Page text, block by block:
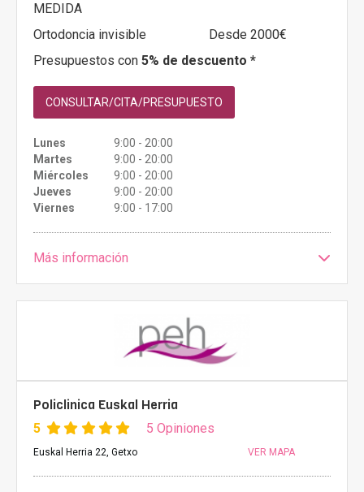
MEDIDA
Ortodoncia invisible
Desde 2000€
Presupuestos con 5% de descuento *
CONSULTAR/CITA/PRESUPUESTO
Lunes
9:00 - 20:00
Martes
9:00 - 20:00
Miércoles
9:00 - 20:00
Jueves
9:00 - 20:00
Viernes
9:00 - 17:00
Más información
Policlinica Euskal Herria
5 5 Opiniones
Euskal Herria 22, Getxo VER MAPA